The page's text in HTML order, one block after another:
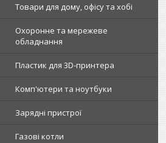
Товари для дому, офісу та хобі
Охоронне та мережеве
обладнання
Пластик для 3D-принтера
Комп'ютери та ноутбуки
Зарядні пристрої
Газові котли